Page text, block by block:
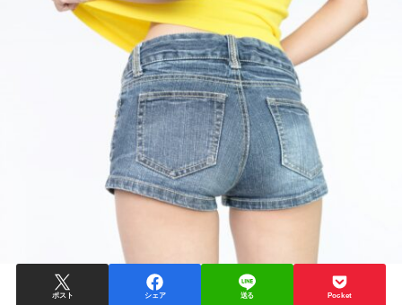
ポスト シェア 送る Pocket